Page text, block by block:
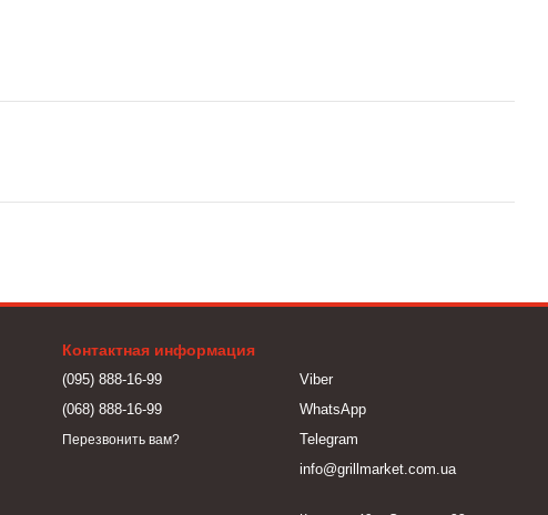
Контактная информация
(095) 888-16-99
(068) 888-16-99
Перезвонить вам?
Viber
WhatsApp
Telegram
info@grillmarket.com.ua